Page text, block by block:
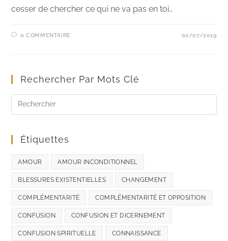
cesser de chercher ce qui ne va pas en toi…
0 COMMENTAIRE 02/07/2019
Rechercher Par Mots Clé
Étiquettes
AMOUR AMOUR INCONDITIONNEL
BLESSURES EXISTENTIELLES CHANGEMENT
COMPLÉMENTARITÉ COMPLÉMENTARITÉ ET OPPOSITION
CONFUSION CONFUSION ET DICERNEMENT
CONFUSION SPIRITUELLE CONNAISSANCE